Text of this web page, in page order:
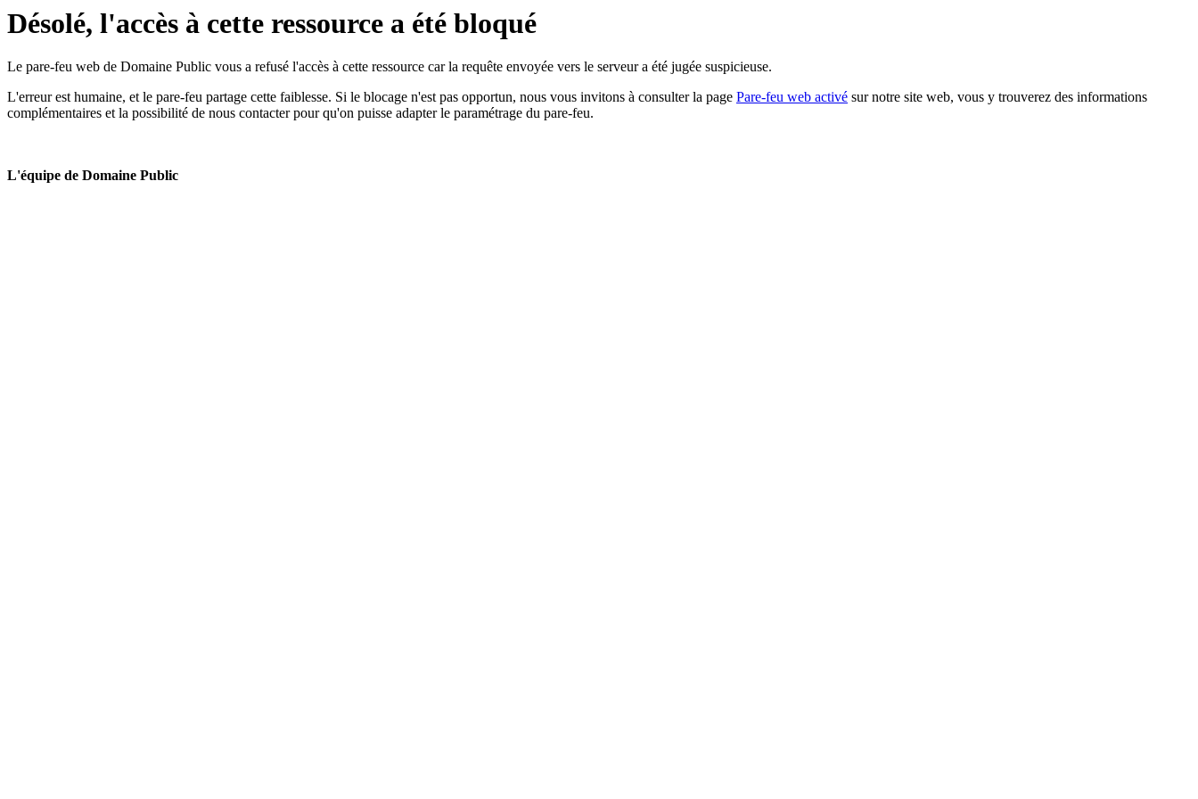
Désolé, l'accès à cette ressource a été bloqué
Le pare-feu web de Domaine Public vous a refusé l'accès à cette ressource car la requête envoyée vers le serveur a été jugée suspicieuse.
L'erreur est humaine, et le pare-feu partage cette faiblesse. Si le blocage n'est pas opportun, nous vous invitons à consulter la page Pare-feu web activé sur notre site web, vous y trouverez des informations
complémentaires et la possibilité de nous contacter pour qu'on puisse adapter le paramétrage du pare-feu.
L'équipe de Domaine Public